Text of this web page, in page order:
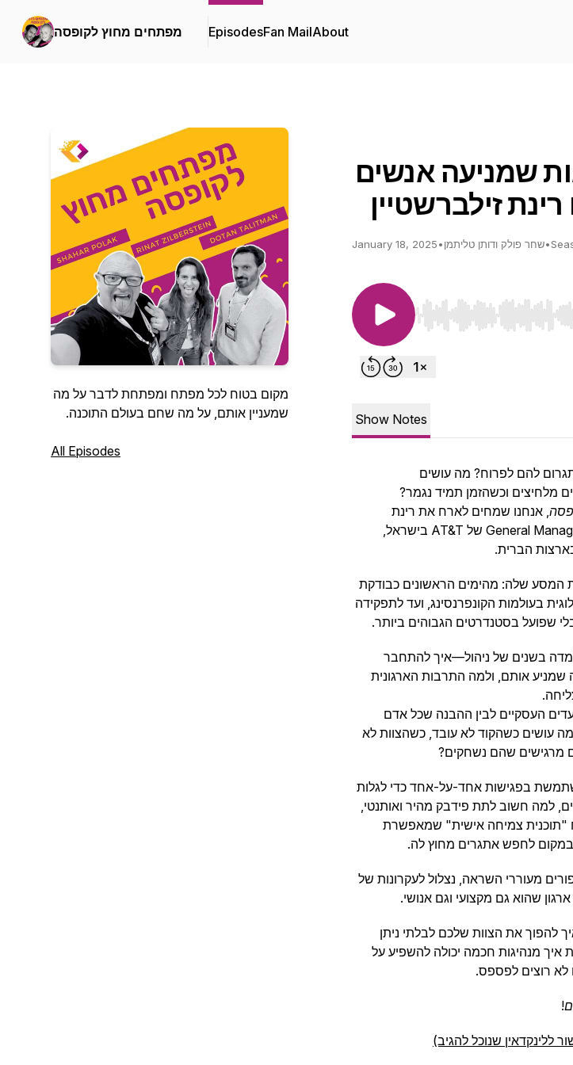
מפתחים מחוץ לקופסה EpisodesFan MailAbout
מקום בטוח לכל מפתח ומפתחת לדבר על מה
שמעניין אותם, על מה שחם בעולם התוכנה.
All Episodes
שמניעה אנשים
זילברשטיין
January 18, 2025•שחר פולק ודותן טליתמן•
Use Left/Right to seek,
Show Notes
להם לפרוח? מה עושים
מלחיצים וכשהזמן תמיד נגמר?
, אנחנו שמחים לארח את רינת
זילברשטיין, מנהלת ה-R&D וה-General Manager של AT&T בישראל,
הברית.
שלה: מהימים הראשונים כבודקת
בעולמות הקונפרנסינג, ועד לתפקידה
שפועל בסטנדרטים הגבוהים ביותר.
בשנים של ניהול—איך להתחבר
אותם, ולמה התרבות הארגונית
העסקיים לבין ההבנה שכל אדם
עושים כשהקוד לא עובד, כשהצוות לא
מרגישים שהם נשחקים?
בפגישות אחד-על-אחד כדי לגלות
למה חשוב לתת פידבק מהיר ואותנטי,
"תוכנית צמיחה אישית" שמאפשרת
לחפש אתגרים מחוץ לה.
מעוררי השראה, נצלול לעקרונות של
שהוא גם מקצועי וגם אנושי.
את הצוות שלכם לבלתי ניתן
מנהיגות חכמה יכולה להשפיע על
רוצים לפספס.
ללינקדאין שנוכל להגיב)